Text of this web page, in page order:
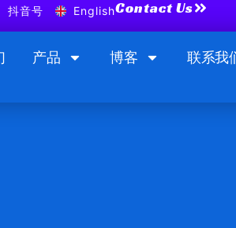
抖音号 EnglishContact Us
产品 博客 联系我